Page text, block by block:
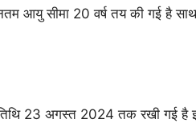
आयु सीमा 20 वर्ष तय की गई है
23 अगस्त 2024 तक रखी गई है